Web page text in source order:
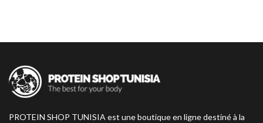
PROTEIN SHOP TUNISIA est une boutique en ligne destiné à la